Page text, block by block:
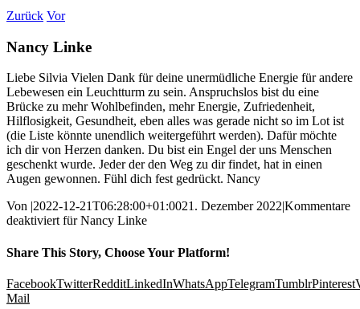
Zurück Vor
Nancy Linke
Liebe Silvia Vielen Dank für deine unermüdliche Energie für andere
Lebewesen ein Leuchtturm zu sein. Anspruchslos bist du eine
Brücke zu mehr Wohlbefinden, mehr Energie, Zufriedenheit,
Hilflosigkeit, Gesundheit, eben alles was gerade nicht so im Lot ist
(die Liste könnte unendlich weitergeführt werden). Dafür möchte
ich dir von Herzen danken. Du bist ein Engel der uns Menschen
geschenkt wurde. Jeder der den Weg zu dir findet, hat in einen
Augen gewonnen. Fühl dich fest gedrückt. Nancy
Von |2022-12-21T06:28:00+01:0021. Dezember 2022|Kommentare
deaktiviertfür Nancy Linke
Share This Story, Choose Your Platform!
FacebookTwitterRedditLinkedInWhatsAppTelegramTumblrPinterest
Mail